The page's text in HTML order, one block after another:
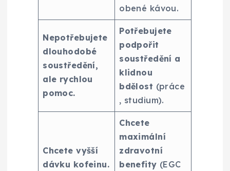
obené kávou.
Nepotřebujete
dlouhodobé
soustředění,
ale rychlou
pomoc.
Potřebujete
podpořit
soustředění a
klidnou
bdělost (práce
, studium).
Chcete vyšší
dávku kofeinu.
Chcete
maximální
zdravotní
benefity (EGC